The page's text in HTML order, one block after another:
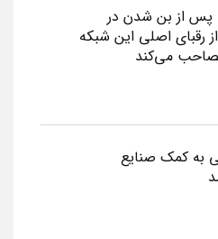
پس از بن شدن در
رقبای اصلی این شبکه
می‌کند
به کمک صنایع